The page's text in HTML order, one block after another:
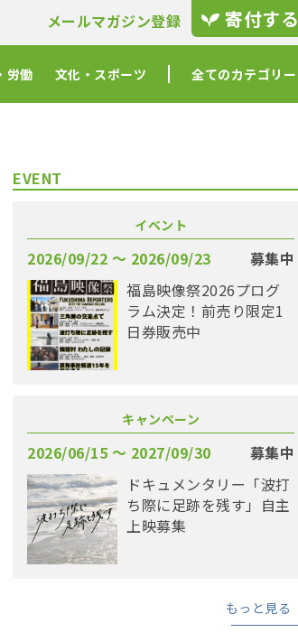
メールマガジン登録 寄付する
労働 文化・スポーツ 全てのカテゴリー
EVENT
イベント
2026/09/22 〜 2026/09/23
募集中
福島映像祭2026プログ
ラム決定！前売り限定1
日券販売中
キャンペーン
2026/06/15 〜 2027/09/30
募集中
ドキュメンタリー「波打
ち際に足跡を残す」自主
上映募集
もっと見る